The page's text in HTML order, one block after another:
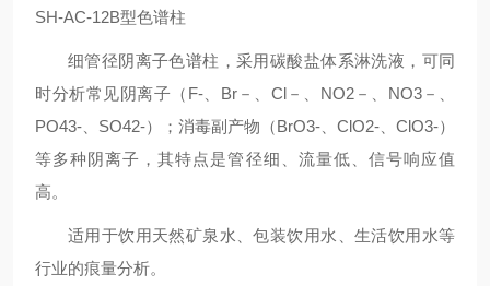
SH-AC-12B型色谱柱
细管径阴离子色谱柱，采用碳酸盐体系淋洗液，可同
时分析常见阴离子（F-、Br－、Cl－、NO2－、NO3－、
PO43-、SO42-）；消毒副产物（BrO3-、ClO2-、ClO3-）
等多种阴离子，其特点是管径细、流量低、信号响应值
高。
适用于饮用天然矿泉水、包装饮用水、生活饮用水等
行业的痕量分析。